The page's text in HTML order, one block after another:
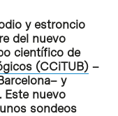
y estroncio
del nuevo
científico de
(CCiTUB)–
y
Este nuevo
sondeos